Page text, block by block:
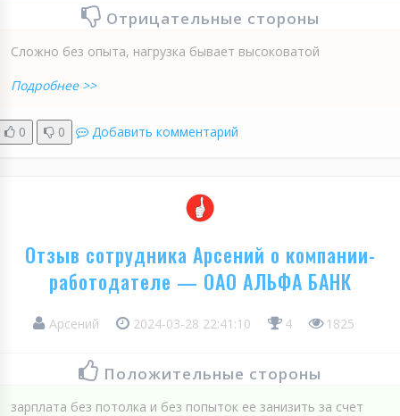
Отрицательные стороны
Сложно без опыта, нагрузка бывает высоковатой
Подробнее >>
0 0 Добавить комментарий
Отзыв сотрудника Арсений о компании-
работодателе — ОАО АЛЬФА БАНК
Арсений 2024-03-28 22:41:10 4 1825
Положительные стороны
зарплата без потолка и без попыток ее занизить за счет